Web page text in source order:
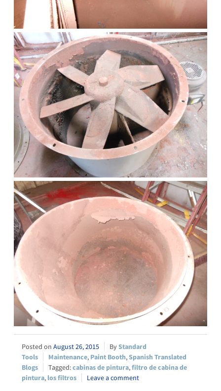
August 26, 2015
Standard
Tools
Maintenance, Paint Booth,Spanish Translated
Blogs
cabinas de pintura,filtro de cabina de
pintura, los filtros Leave a comment